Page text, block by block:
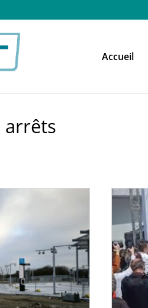
Accueil
arrêts